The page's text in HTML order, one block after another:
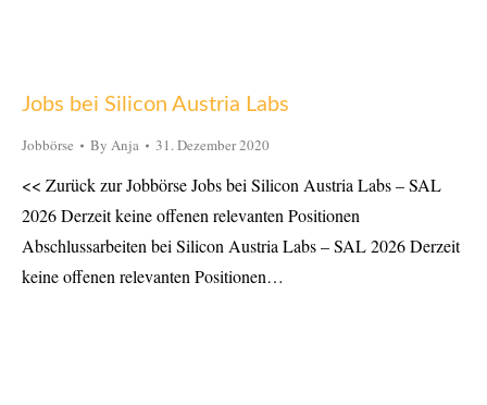
Jobs bei Silicon Austria Labs
Jobbörse By Anja 31. Dezember 2020
<< Zurück zur Jobbörse Jobs bei Silicon Austria Labs – SAL
2026 Derzeit keine offenen relevanten Positionen
Abschlussarbeiten bei Silicon Austria Labs – SAL 2026 Derzeit
keine offenen relevanten Positionen…